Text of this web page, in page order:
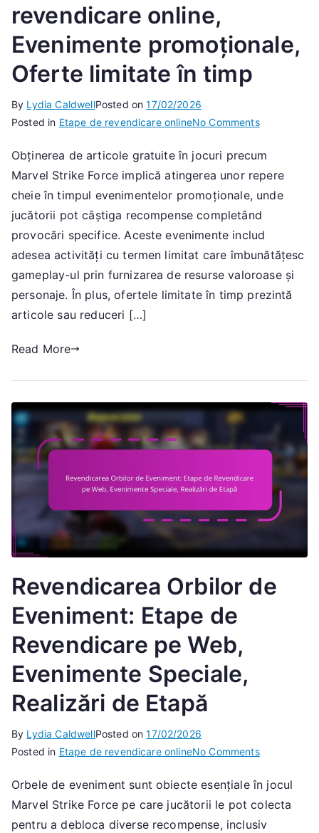
revendicare online,
Evenimente promoționale,
Oferte limitate în timp
By Lydia CaldwellPosted on17/02/2026
Posted in Etape de revendicare onlineNo Commentson
articolelor
gratuite:
Etape
de
revendicare
Evenimente
Oferte
Obținerea de articole gratuite în jocuri precum
Marvel Strike Force implică atingerea unor repere
cheie în timpul evenimentelor promoționale, unde
jucătorii pot câștiga recompense completând
provocări specifice. Aceste evenimente includ
adesea activități cu termen limitat care îmbunătățesc
gameplay-ul prin furnizarea de resurse valoroase și
personaje. În plus, ofertele limitate în timp prezintă
articole sau reduceri […]
Read More
Revendicarea Orbilor de
Eveniment: Etape de
Revendicare pe Web,
Evenimente Speciale,
Realizări de Etapă
By Lydia CaldwellPosted on17/02/2026
Posted in Etape de revendicare onlineNo Commentson
Orbilor
de
Eveniment:
Orbele de eveniment sunt obiecte esențiale în jocul
Marvel Strike Force pe care jucătorii le pot colecta
pentru a debloca diverse recompense, inclusiv